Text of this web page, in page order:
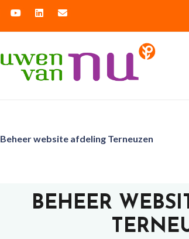
Beheer website afdeling Terneuzen
BEHEER